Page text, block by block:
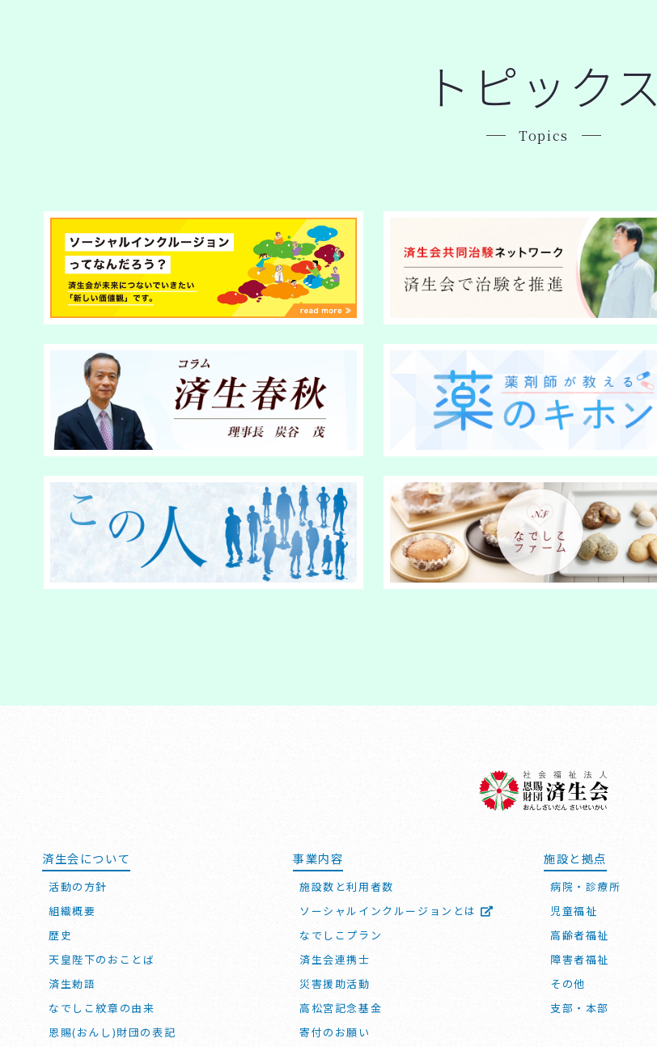
トピックス
Topics
済生会について
活動の方針
組織概要
歴史
天皇陛下のおことば
済生勅語
なでしこ紋章の由来
恩賜(おんし)財団の表記
事業内容
施設数と利用者数
ソーシャルインクルージョンとは
なでしこプラン
済生会連携士
災害援助活動
高松宮記念基金
寄付のお願い
施設と拠点
病院・診療所
児童福祉
高齢者福祉
障害者福祉
その他
支部・本部